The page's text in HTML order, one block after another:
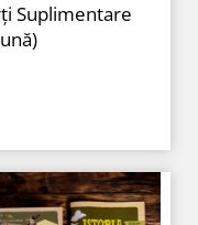
Suplimentare